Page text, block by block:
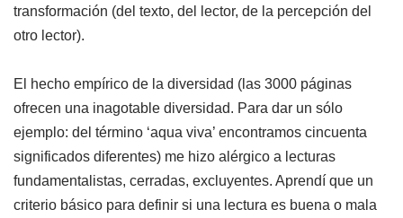
transformación (del texto, del lector, de la percepción del
otro lector).
El hecho empírico de la diversidad (las 3000 páginas
ofrecen una inagotable diversidad. Para dar un sólo
ejemplo: del término ‘aqua viva’ encontramos cincuenta
significados diferentes) me hizo alérgico a lecturas
fundamentalistas, cerradas, excluyentes. Aprendí que un
criterio básico para definir si una lectura es buena o mala